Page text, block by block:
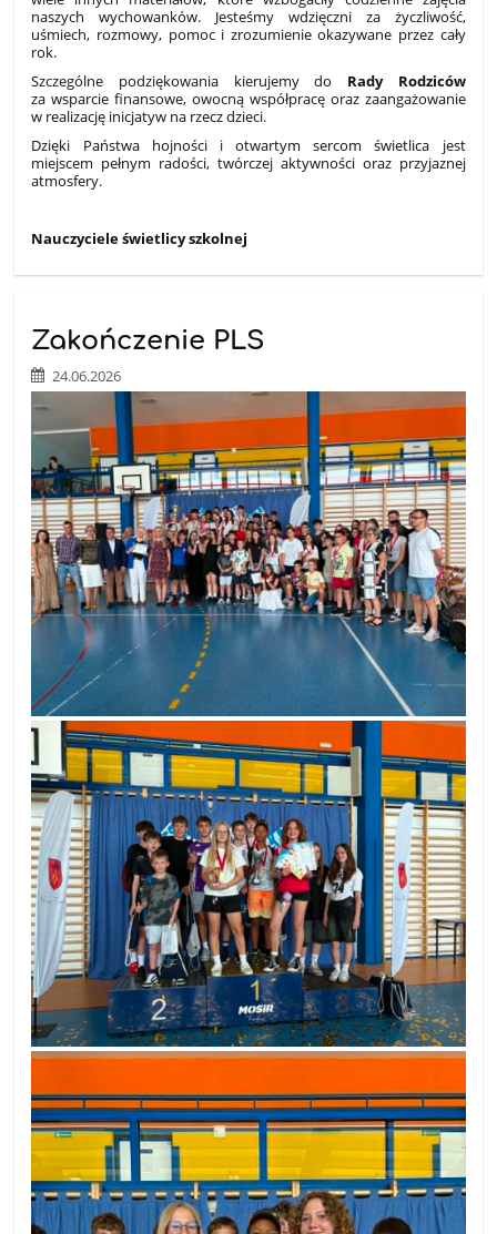
naszych wychowanków. Jesteśmy wdzięczni za życzliwość,
uśmiech, rozmowy, pomoc i zrozumienie okazywane przez cały
rok.
Szczególne podziękowania kierujemy do Rady Rodziców
za wsparcie finansowe, owocną współpracę oraz zaangażowanie
w realizację inicjatyw na rzecz dzieci.
Dzięki Państwa hojności i otwartym sercom świetlica jest
miejscem pełnym radości, twórczej aktywności oraz przyjaznej
atmosfery.
Nauczyciele świetlicy szkolnej
Zakończenie PLS
24.06.2026